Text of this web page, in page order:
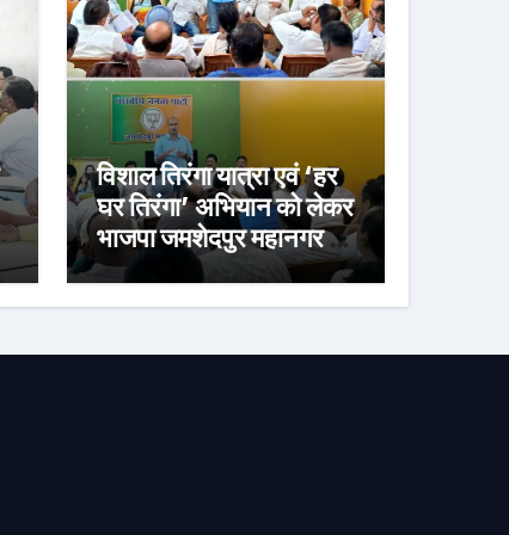
विशाल तिरंगा यात्रा एवं ‘हर
घर तिरंगा’ अभियान को लेकर
भाजपा जमशेदपुर महानगर की
तैयारियां हुई तेज, 9 अगस्त
को साकची नेताजी सुभाष
तिरंगा यात्रा